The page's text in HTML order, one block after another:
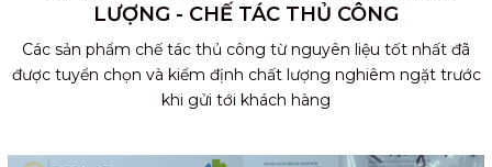
LƯỢNG - CHẾ TÁC THỦ CÔNG
Các sản phẩm chế tác thủ công từ nguyên liệu tốt nhất đã
được tuyển chọn và kiểm định chất lượng nghiêm ngặt trước
khi gửi tới khách hàng